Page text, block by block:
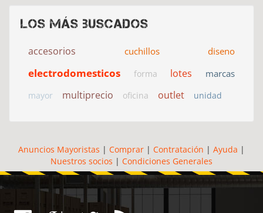
Los más buscados
accesorios cuchillos diseno
electrodomesticos forma lotes marcas
mayor multiprecio oficina outlet unidad
Anuncios Mayoristas | Comprar | Contratación | Ayuda |
Nuestros socios | Condiciones Generales